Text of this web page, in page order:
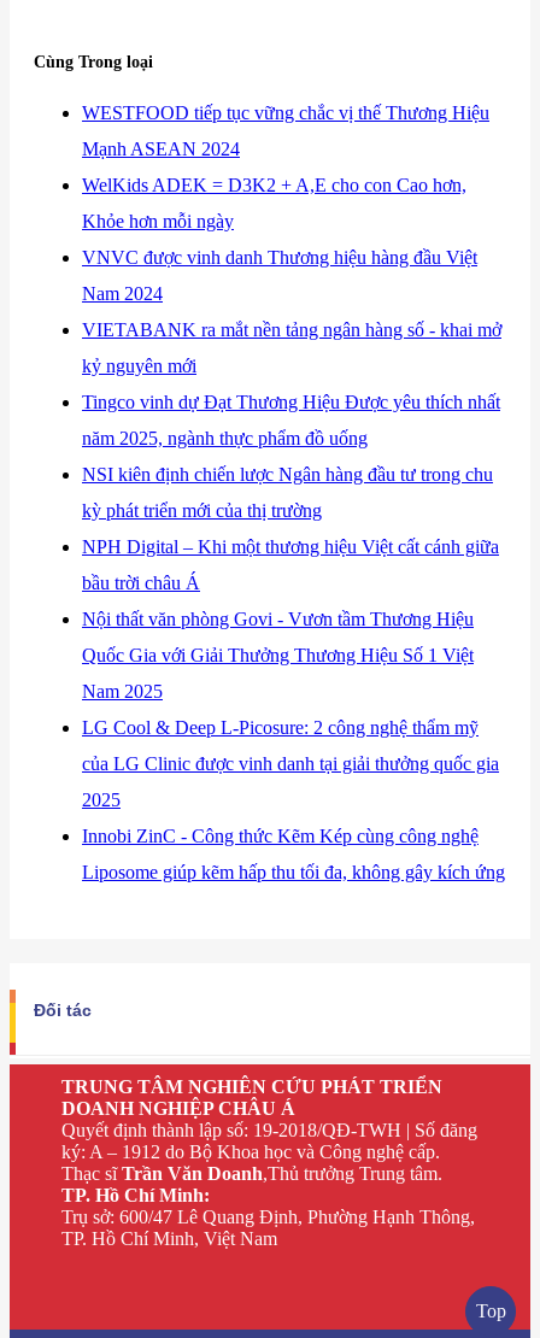
Cùng Trong loại
​WESTFOOD tiếp tục vững chắc vị thế Thương Hiệu
Mạnh ASEAN 2024
​WelKids ADEK = D3K2 + A,E cho con Cao hơn,
Khỏe hơn mỗi ngày
​VNVC được vinh danh Thương hiệu hàng đầu Việt
Nam 2024
​VIETABANK ra mắt nền tảng ngân hàng số - khai mở
kỷ nguyên mới
​Tingco vinh dự Đạt Thương Hiệu Được yêu thích nhất
năm 2025, ngành thực phẩm đồ uống
​NSI kiên định chiến lược Ngân hàng đầu tư trong chu
kỳ phát triển mới của thị trường
​NPH Digital – Khi một thương hiệu Việt cất cánh giữa
bầu trời châu Á
​Nội thất văn phòng Govi - Vươn tầm Thương Hiệu
Quốc Gia với Giải Thưởng Thương Hiệu Số 1 Việt
Nam 2025
​LG Cool & Deep L-Picosure: 2 công nghệ thẩm mỹ
của LG Clinic được vinh danh tại giải thưởng quốc gia
2025
​Innobi ZinC - Công thức Kẽm Kép cùng công nghệ
Liposome giúp kẽm hấp thu tối đa, không gây kích ứng
Đối tác
TRUNG TÂM NGHIÊN CỨU PHÁT TRIỂN
DOANH NGHIỆP CHÂU Á
Quyết định thành lập số: 19-2018/QĐ-TWH | Số đăng
ký: A – 1912 do Bộ Khoa học và Công nghệ cấp.
Thạc sĩTrần Văn Doanh,Thủ trưởng Trung tâm.
TP. Hồ Chí Minh:
Trụ sở: 600/47 Lê Quang Định, Phường Hạnh Thông,
TP. Hồ Chí Minh, Việt Nam
Top